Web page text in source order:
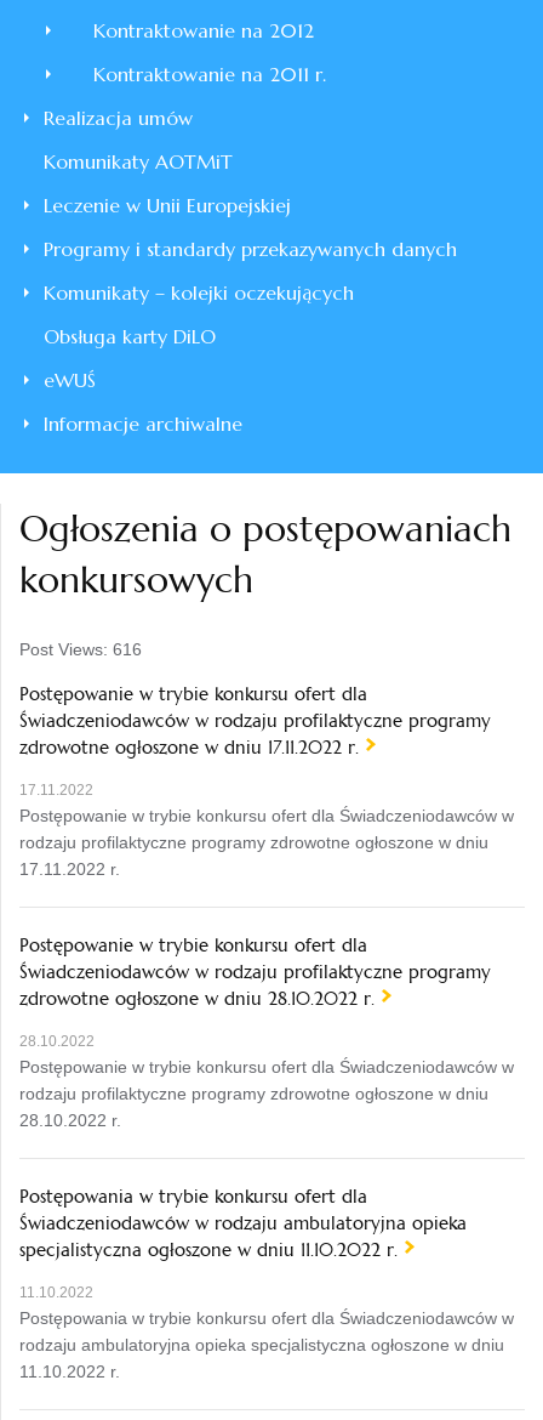
Kontraktowanie na 2012
Kontraktowanie na 2011 r.
Realizacja umów
Komunikaty AOTMiT
Leczenie w Unii Europejskiej
Programy i standardy przekazywanych danych
Komunikaty – kolejki oczekujących
Obsługa karty DiLO
eWUŚ
Informacje archiwalne
Ogłoszenia o postępowaniach
konkursowych
Post Views: 616
Postępowanie w trybie konkursu ofert dla
Świadczeniodawców w rodzaju profilaktyczne programy
zdrowotne ogłoszone w dniu 17.11.2022 r.
17.11.2022
Postępowanie w trybie konkursu ofert dla Świadczeniodawców w
rodzaju profilaktyczne programy zdrowotne ogłoszone w dniu
17.11.2022 r.
Postępowanie w trybie konkursu ofert dla
Świadczeniodawców w rodzaju profilaktyczne programy
zdrowotne ogłoszone w dniu 28.10.2022 r.
28.10.2022
Postępowanie w trybie konkursu ofert dla Świadczeniodawców w
rodzaju profilaktyczne programy zdrowotne ogłoszone w dniu
28.10.2022 r.
Postępowania w trybie konkursu ofert dla
Świadczeniodawców w rodzaju ambulatoryjna opieka
specjalistyczna ogłoszone w dniu 11.10.2022 r.
11.10.2022
Postępowania w trybie konkursu ofert dla Świadczeniodawców w
rodzaju ambulatoryjna opieka specjalistyczna ogłoszone w dniu
11.10.2022 r.